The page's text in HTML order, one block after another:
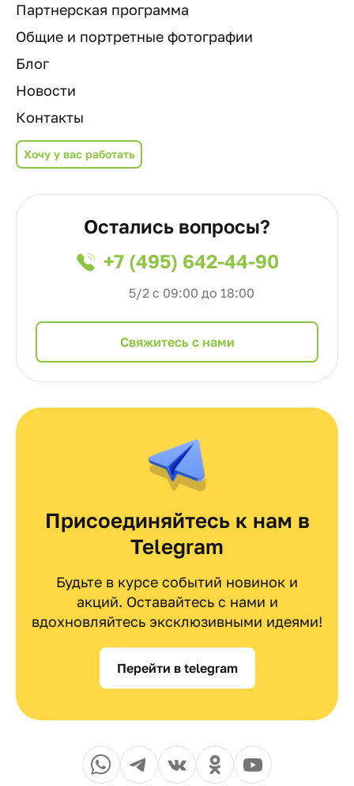
Партнерская программа
Общие и портретные фотографии
Блог
Новости
Контакты
Хочу у вас работать
Остались вопросы?
+7 (495) 642-44-90
5/2 с 09:00 до 18:00
Cвяжитесь с нами
Присоединяйтесь к нам в
Telegram
Будьте в курсе событий новинок и
акций. Оставайтесь с нами и
вдохновляйтесь эксклюзивными идеями!
Перейти в telegram